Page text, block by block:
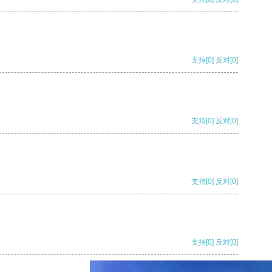
支持[0] 反对[0]
支持[0] 反对[0]
支持[0] 反对[0]
支持[0] 反对[0]